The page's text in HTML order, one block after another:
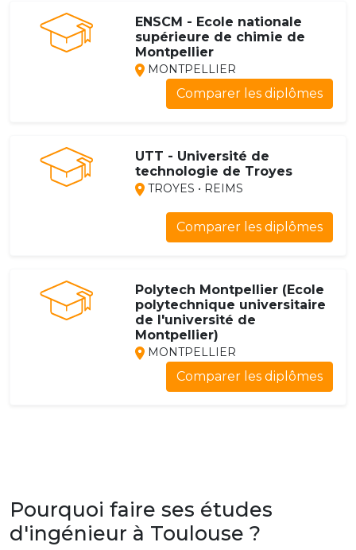
ENSCM - Ecole nationale
supérieure de chimie de
Montpellier
MONTPELLIER
Comparer les diplômes
UTT - Université de
technologie de Troyes
TROYES • REIMS
Comparer les diplômes
Polytech Montpellier (Ecole
polytechnique universitaire
de l'université de
Montpellier)
MONTPELLIER
Comparer les diplômes
Pourquoi faire ses études
d'ingénieur à Toulouse ?